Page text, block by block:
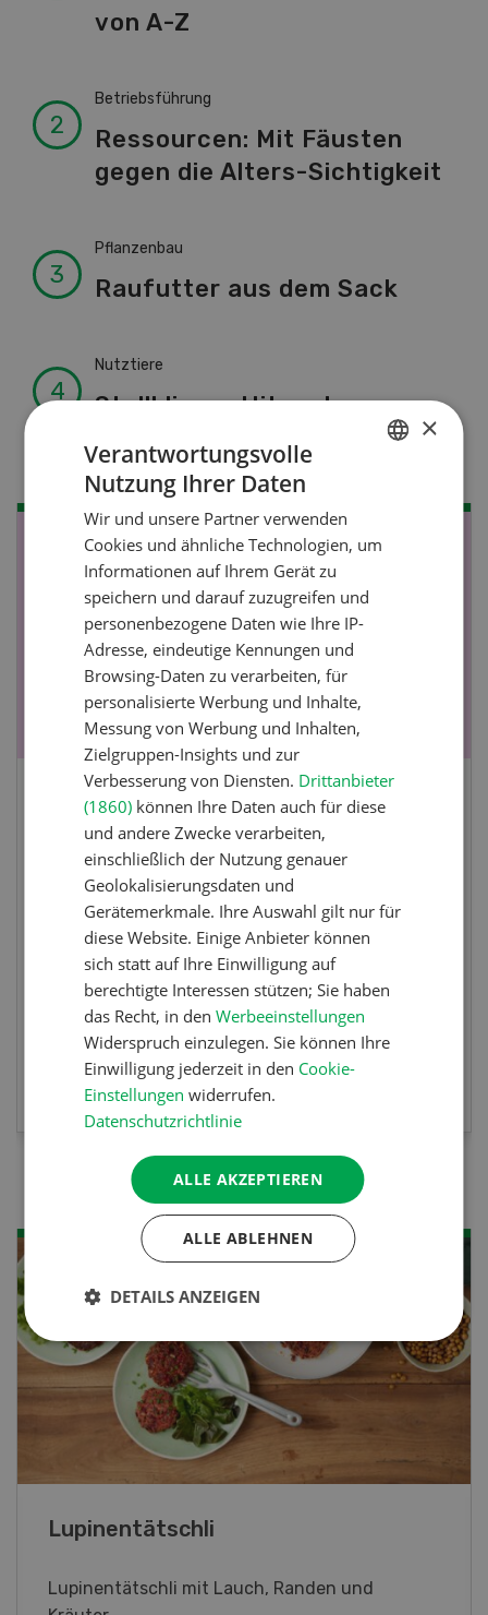
von A-Z
Betriebsführung
Ressourcen: Mit Fäusten
gegen die Alters-Sichtigkeit
Pflanzenbau
Raufutter aus dem Sack
Nutztiere
Stallklima - Hitzestress
NOV
19 -
JAN
28
Fachkurs Aquakultur
Sind Sie in der Fischzucht tätig oder
interessieren Sie sich für das Thema? In
diesem Fall ist unser FBA-Weiterbildungskurs
die perfekte Wahl für Sie. Der Abschluss lässt
sich mit einem Praktikum zum fachbezogenen,
berufsunabhängigen Ausweis erweitern.
MEHR ZUR VERANSTALTUNG
Frühlingsrollen
Frühlingsrollen mit Poulet
×
Verantwortungsvolle
Nutzung Ihrer Daten
Wir und unsere Partner verwenden
Cookies und ähnliche Technologien, um
Informationen auf Ihrem Gerät zu
speichern und darauf zuzugreifen und
personenbezogene Daten wie Ihre IP-
Adresse, eindeutige Kennungen und
Browsing-Daten zu verarbeiten, für
personalisierte Werbung und Inhalte,
Messung von Werbung und Inhalten,
Zielgruppen-Insights und zur
Verbesserung von Diensten. Drittanbieter
(1860) können Ihre Daten auch für diese
und andere Zwecke verarbeiten,
einschließlich der Nutzung genauer
Geolokalisierungsdaten und
Gerätemerkmale. Ihre Auswahl gilt nur für
diese Website. Einige Anbieter können
sich statt auf Ihre Einwilligung auf
berechtigte Interessen stützen; Sie haben
das Recht, in denWerbeeinstellungen
Widerspruch einzulegen. Sie können Ihre
Einwilligung jederzeit in den Cookie-
Einstellungen widerrufen.
Datenschutzrichtlinie
ALLE AKZEPTIEREN
ALLE ABLEHNEN
DETAILS ANZEIGEN